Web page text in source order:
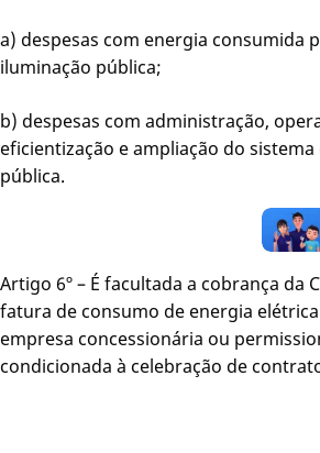
a) despesas com energia consumida
iluminação pública;
b) despesas com administração,
eficientização e ampliação do
pública.
Artigo 6º – É facultada a cobrança da
fatura de consumo de energia
empresa concessionária ou
condicionada à celebração de